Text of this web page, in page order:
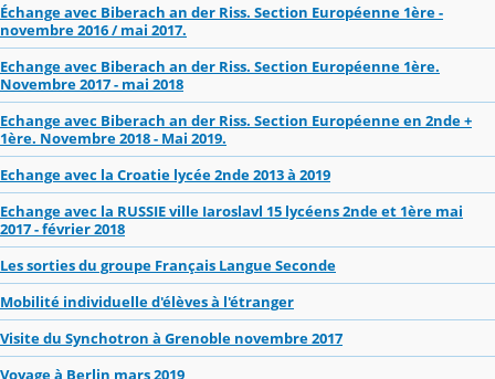
Échange avec Biberach an der Riss. Section Européenne 1ère -
novembre 2016 / mai 2017.
Echange avec Biberach an der Riss. Section Européenne 1ère.
Novembre 2017 - mai 2018
Echange avec Biberach an der Riss. Section Européenne en 2nde +
1ère. Novembre 2018 - Mai 2019.
Echange avec la Croatie lycée 2nde 2013 à 2019
Echange avec la RUSSIE ville Iaroslavl 15 lycéens 2nde et 1ère mai
2017 - février 2018
Les sorties du groupe Français Langue Seconde
Mobilité individuelle d'élèves à l'étranger
Visite du Synchotron à Grenoble novembre 2017
Voyage à Berlin mars 2019